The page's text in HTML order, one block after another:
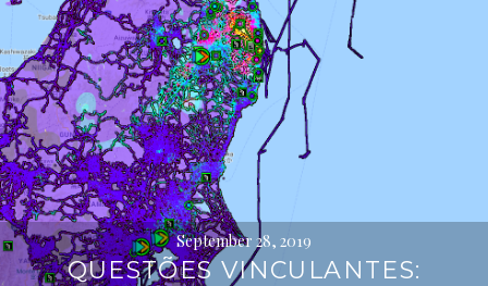
September 28, 2019
QUESTÕES VINCULANTES: